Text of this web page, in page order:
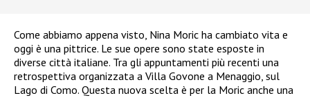
Come abbiamo appena visto, Nina Moric ha cambiato vita e
oggi è una pittrice. Le sue opere sono state esposte in
diverse città italiane. Tra gli appuntamenti più recenti una
retrospettiva organizzata a Villa Govone a Menaggio, sul
Lago di Como. Questa nuova scelta è per la Moric anche una